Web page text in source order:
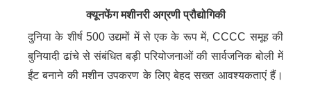
क्यूनफेंग मशीनरी अग्रणी प्रौद्योगिकी
दुनिया के शीर्ष 500 उद्यमों में से एक के रूप में, CCCC समूह की
बुनियादी ढांचे से संबंधित बड़ी परियोजनाओं की सार्वजनिक बोली में
ईंट बनाने की मशीन उपकरण के लिए बेहद सख्त आवश्यकताएं हैं।